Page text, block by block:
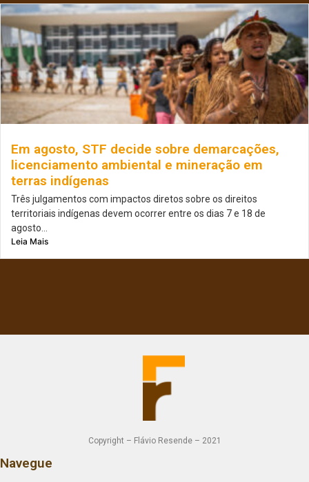
Em agosto, STF decide sobre demarcações,
licenciamento ambiental e mineração em
terras indígenas
Três julgamentos com impactos diretos sobre os direitos
territoriais indígenas devem ocorrer entre os dias 7 e 18 de
agosto...
Leia Mais
Copyright – Flávio Resende – 2021
Navegue